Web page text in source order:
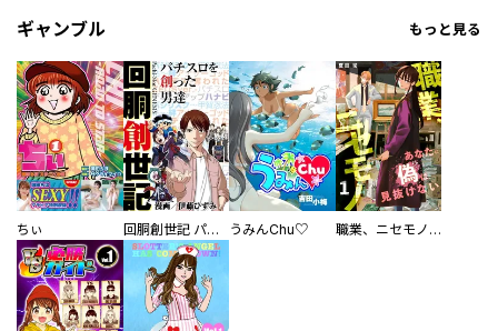
ギャンブル もっと見る
ちぃ 回胴創世記 パチスロを創った男達 うみんChu♡ 職業、ニセモノ～あなたに偽は見抜けない【電子単行本版】